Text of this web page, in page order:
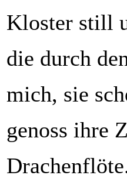
Kloster still
die durch
mich, sie
genoss ihre